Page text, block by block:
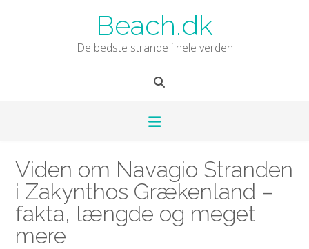
Beach.dk
De bedste strande i hele verden
Viden om Navagio Stranden
i Zakynthos Grækenland –
fakta, længde og meget
mere